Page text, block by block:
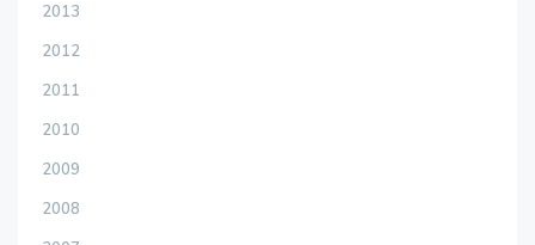
2013
2012
2011
2010
2009
2008